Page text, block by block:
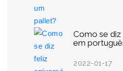
Como se diz
em
2022-01-17